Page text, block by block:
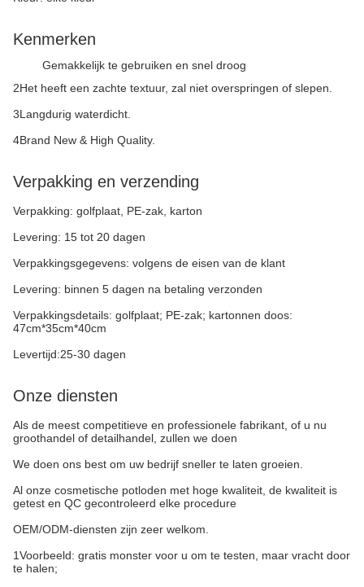
Kenmerken
Gemakkelijk te gebruiken en snel droog
2Het heeft een zachte textuur, zal niet overspringen of slepen.
3Langdurig waterdicht.
4Brand New & High Quality.
Verpakking en verzending
Verpakking: golfplaat, PE-zak, karton
Levering: 15 tot 20 dagen
Verpakkingsgegevens: volgens de eisen van de klant
Levering: binnen 5 dagen na betaling verzonden
Verpakkingsdetails: golfplaat; PE-zak; kartonnen doos:
47cm*35cm*40cm
Levertijd:25-30 dagen
Onze diensten
Als de meest competitieve en professionele fabrikant, of u nu
groothandel of detailhandel, zullen we doen
We doen ons best om uw bedrijf sneller te laten groeien.
Al onze cosmetische potloden met hoge kwaliteit, de kwaliteit is
getest en QC gecontroleerd elke procedure
OEM/ODM-diensten zijn zeer welkom.
1Voorbeeld: gratis monster voor u om te testen, maar vracht door
te halen;